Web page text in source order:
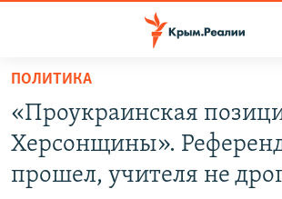
Вернуться
основному
содержанию
Вернутся
СПЕЦПРОЕКТЫ
ВОДА
ПОЛИТИКА
«Проукраинская
Херсонщины».
прошел, учителя не